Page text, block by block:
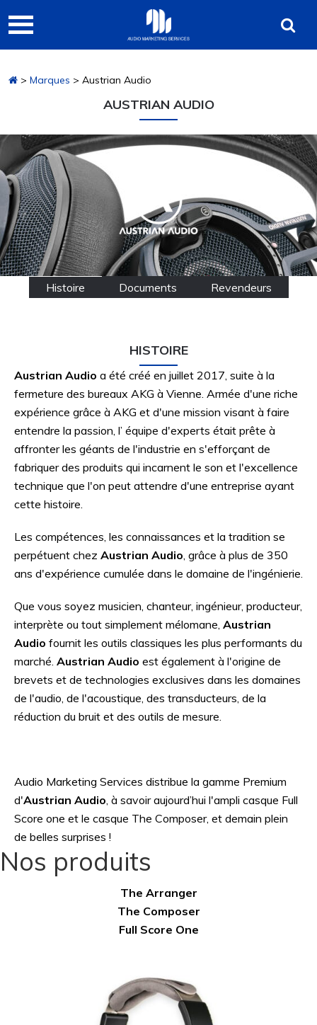
la
principale
au
contenu
Audio
Marketing
> Marques > Austrian Audio
AUSTRIAN AUDIO
Histoire Documents Revendeurs
HISTOIRE
Austrian Audio a été créé en juillet 2017, suite à la
fermeture des bureaux AKG à Vienne. Armée d'une riche
expérience grâce à AKG et d'une mission visant à faire
entendre la passion, l’ équipe d'experts était prête à
affronter les géants de l'industrie en s'efforçant de
fabriquer des produits qui incarnent le son et l'excellence
technique que l'on peut attendre d'une entreprise ayant
cette histoire.
Les compétences, les connaissances et la tradition se
perpétuent chez Austrian Audio, grâce à plus de 350
ans d'expérience cumulée dans le domaine de l'ingénierie.
Que vous soyez musicien, chanteur, ingénieur, producteur,
interprète ou tout simplement mélomane, Austrian
Audio fournit les outils classiques les plus performants du
marché. Austrian Audio est également à l'origine de
brevets et de technologies exclusives dans les domaines
de l'audio, de l'acoustique, des transducteurs, de la
réduction du bruit et des outils de mesure.
Audio Marketing Services distribue la gamme Premium
d'Austrian Audio, à savoir aujourd’hui l'ampli casque Full
Score one et le casque The Composer, et demain plein
de belles surprises !
Nos produits
The Arranger
The Composer
Full Score One